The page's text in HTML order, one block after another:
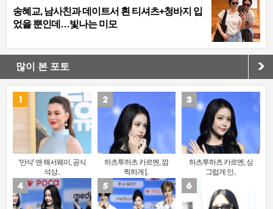
송혜교, 남사친과 데이트서 흰 티셔츠+청바지 입
었을 뿐인데…빛나는 미모
많이 본 포토
‘만삭’ 앤 해서웨이, 공식
석상..
하츠투하츠 카르멘, 깜
찍하게 [..
하츠투하츠 카르멘, 싱
그럽게 인..